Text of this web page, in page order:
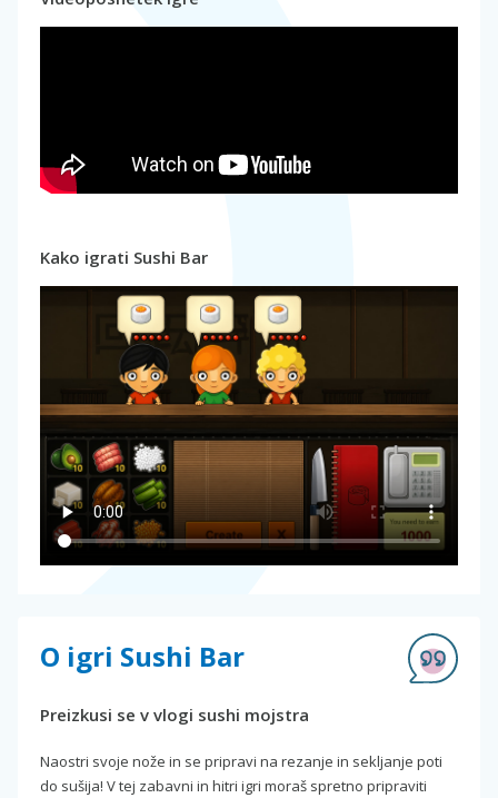
Kako igrati Sushi Bar
O igri Sushi Bar
Preizkusi se v vlogi sushi mojstra
Naostri svoje nože in se pripravi na rezanje in sekljanje poti
do sušija! V tej zabavni in hitri igri moraš spretno pripraviti